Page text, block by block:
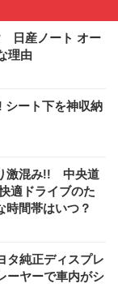
日産ノート オー
理由
シート下を神収納
激混み!! 中央道
適ドライブのた
時間帯はいつ？
タ純正ディスプレ
ーヤーで車内がシ